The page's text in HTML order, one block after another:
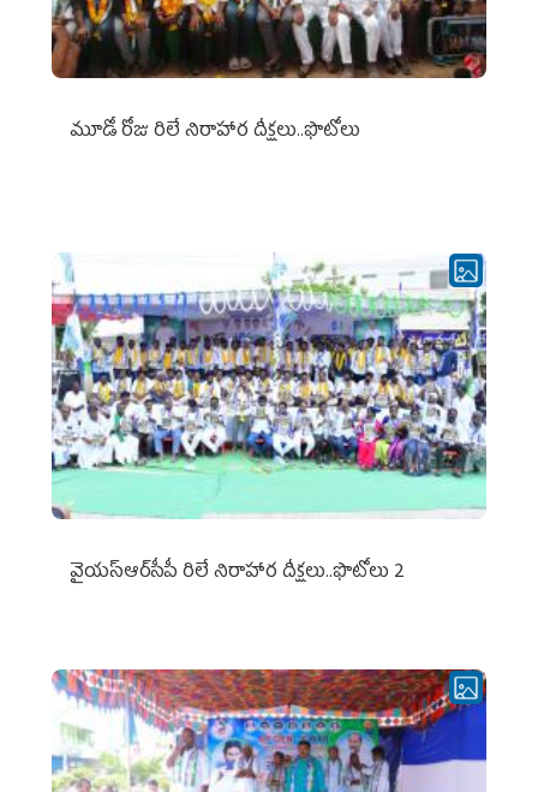
మూడో రోజు రిలే నిరాహార దీక్షలు..ఫొటోలు
వైయ‌స్ఆర్‌సీపీ రిలే నిరాహార దీక్షలు..ఫొటోలు 2